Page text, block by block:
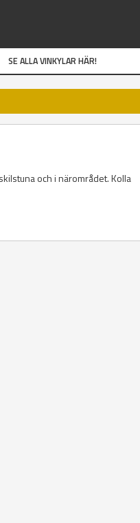
SE ALLA VINKYLAR HÄR!
och i närområdet. Kolla